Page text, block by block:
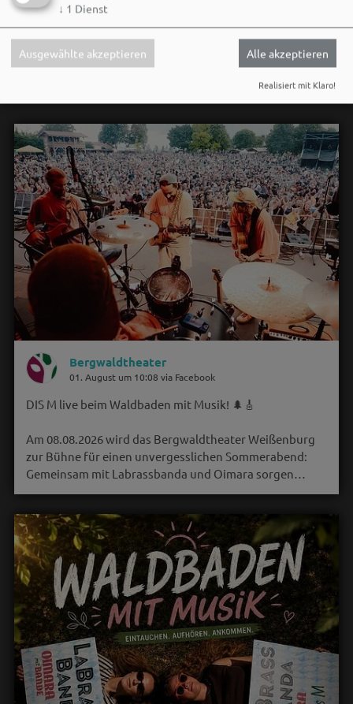
Social Media
Bergwaldtheater
01. August um 10:08 via Facebook
DIS M live beim Waldbaden mit Musik! 🌲🎸
Am 08.08.2026 wird das Bergwaldtheater Weißenburg
zur Bühne für einen unvergesslichen Sommerabend:
Gemeinsam mit Labrassbanda und Oimara sorgen…
↓ 1 Dienst
Ausgewählte akzeptieren Alle akzeptieren
Realisiert mit Klaro!